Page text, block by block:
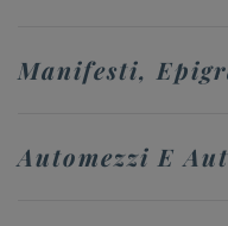
Manifesti,
Automezzi E